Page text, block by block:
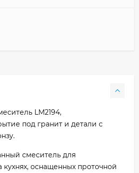
LM2194,
под гранит и детали с
смеситель для
кухнях, оснащенных проточной